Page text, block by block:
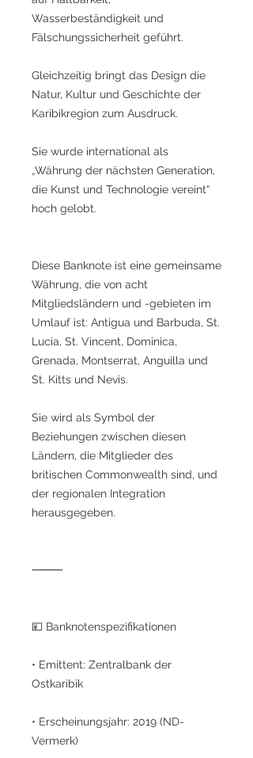
Wasserbeständigkeit und
Fälschungssicherheit geführt.
Gleichzeitig bringt das Design die
Natur, Kultur und Geschichte der
Karibikregion zum Ausdruck.
Sie wurde international als
„Währung der nächsten Generation,
die Kunst und Technologie vereint“
hoch gelobt.
Diese Banknote ist eine gemeinsame
Währung, die von acht
Mitgliedsländern und -gebieten im
Umlauf ist: Antigua und Barbuda, St.
Lucia, St. Vincent, Dominica,
Grenada, Montserrat, Anguilla und
St. Kitts und Nevis.
Sie wird als Symbol der
Beziehungen zwischen diesen
Ländern, die Mitglieder des
britischen Commonwealth sind, und
der regionalen Integration
herausgegeben.
⸻
💴 Banknotenspezifikationen
• Emittent: Zentralbank der
Ostkaribik
• Erscheinungsjahr: 2019 (ND-
Vermerk)